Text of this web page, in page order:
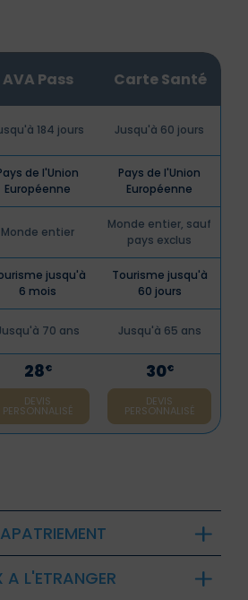
AVA Pass Carte Santé
184 jours Jusqu'à 60 jours
de l'Union
Européenne
Pays de l'Union
Européenne
Monde entier
Monde entier, sauf
pays exclus
jusqu'à
6 mois
Tourisme jusqu'à
60 jours
70 ans Jusqu'à 65 ans
28€
DEVIS
PERSONNALISÉ
30€
DEVIS
PERSONNALISÉ
A L'ETRANGER